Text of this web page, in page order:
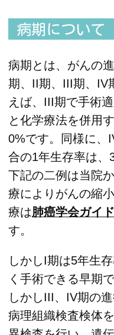
病期について
病期とは、がんの
期、II期、III期、IV
えば、III期で手術
と化学療法を併用
0%です。同様に、
合の1年生存率は、
下記の二例は当院
療によりがんの縮
療は肺癌学会ガイ
す。
しかしI期は5年生
く手術できる早期
しかしIII、IV期の
病理組織検査検体